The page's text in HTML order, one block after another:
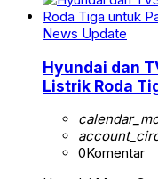
News Update
Hyundai dan
Listrik Roda
0Komentar